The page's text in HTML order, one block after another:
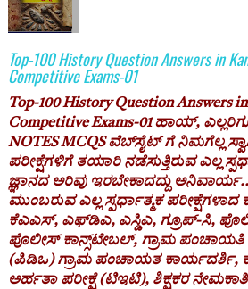
Top-100 History Question Answers in
Competitive Exams-01
Top-100 History Question Answers
Competitive Exams-01 ಹಾಯ್,
NOTES MCQS ವೆಬ್‌ಸೈಟ್ ಗೆ ನಿಮಗೆಲ್ಲ
ಪರೀಕ್ಷೆಗಳಿಗೆ ತಯಾರಿ ನಡೆಸುತ್ತಿರುವ ಎಲ್ಲ
ಜ್ಞಾನದ ಅರಿವು ಇರಬೇಕಾದದ್ದು
ಮುಂಬರುವ ಎಲ್ಲ ಸ್ಪರ್ಧಾತ್ಮಕ
ಕೆಎಎಸ್, ಎಫ್‌ಡಿಎ, ಎಸ್ಡಿಎ, ಗ್ರೂಪ್-ಸಿ,
ಪೊಲೀಸ್ ಕಾನ್ಸ್‌ಟೇಬಲ್, ಗ್ರಾಮ ಪಂಚಾಯತಿ
(ಪಿಡಿಒ) ಗ್ರಾಮ ಪಂಚಾಯತ ಕಾರ್ಯದರ್ಶಿ,
ಅರ್ಹತಾ ಪರೀಕ್ಷೆ (ಟಿಇಟಿ), ಶಿಕ್ಷಕರ ನೇಮಕಾತಿ